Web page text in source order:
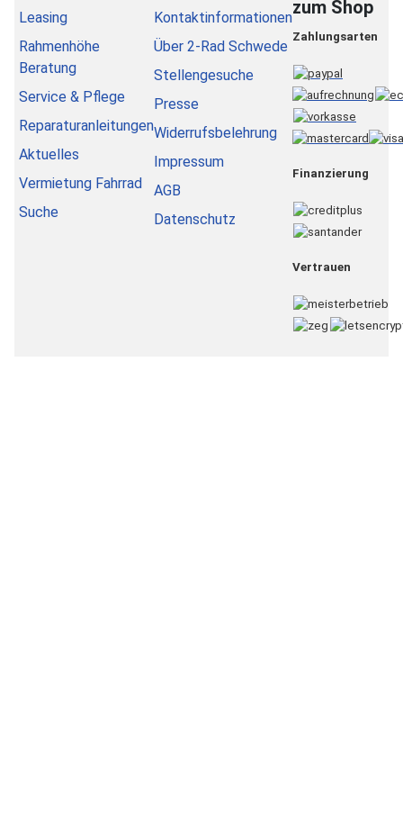
Leasing
Rahmenhöhe
Beratung
Service & Pflege
Reparaturanleitungen
Aktuelles
Vermietung Fahrrad
Suche
Kontaktinformationen
Über 2-Rad Schwede
Stellengesuche
Presse
Widerrufsbelehrung
Impressum
AGB
Datenschutz
zum Shop
Zahlungsarten
Finanzierung
Vertrauen